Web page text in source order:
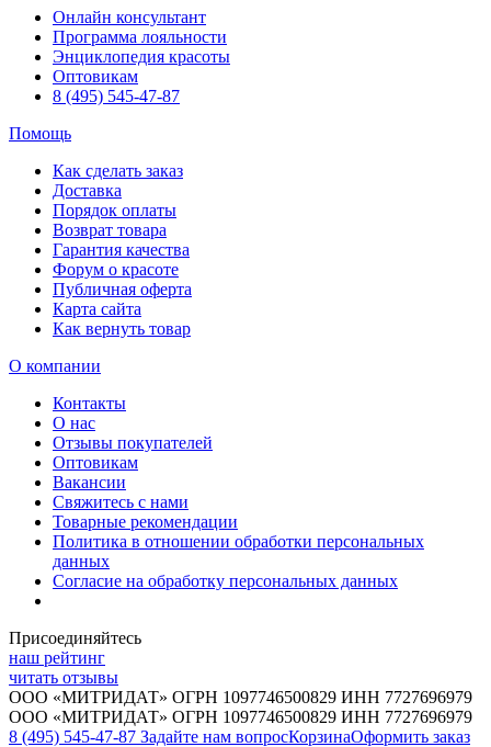
Онлайн консультант
Программа лояльности
Энциклопедия красоты
Оптовикам
8 (495) 545-47-87
Помощь
Как сделать заказ
Доставка
Порядок оплаты
Возврат товара
Гарантия качества
Форум о красоте
Публичная оферта
Карта сайта
Как вернуть товар
О компании
Контакты
О нас
Отзывы покупателей
Оптовикам
Вакансии
Свяжитесь с нами
Товарные рекомендации
Политика в отношении обработки персональных
данных
Согласие на обработку персональных данных
Присоединяйтесь
наш рейтинг
читать отзывы
ООО «МИТРИДАТ» ОГРН 1097746500829 ИНН 7727696979
ООО «МИТРИДАТ» ОГРН 1097746500829 ИНН 7727696979
8 (495) 545-47-87 Задайте нам вопросКорзинаОформить заказ